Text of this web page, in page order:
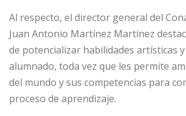
Al respecto, el director general del
Juan Antonio Martínez Martínez
de potencializar habilidades artísticas
alumnado, toda vez que les permite
del mundo y sus competencias para
proceso de aprendizaje.